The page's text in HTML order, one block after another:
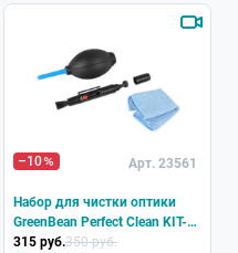
–10 Арт. 23561
Набор для чистки оптики
GreenBean Perfect Clean KIT-
01
315 руб.350 руб.